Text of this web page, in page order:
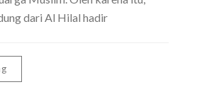
dari Al Hilal hadir